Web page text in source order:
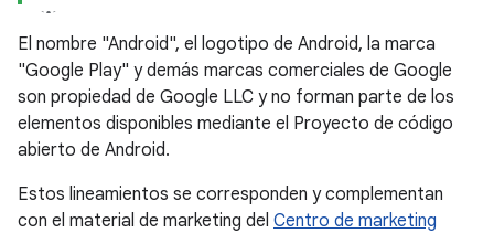
El nombre "Android", el logotipo de Android, la marca
"Google Play" y demás marcas comerciales de Google
son propiedad de Google LLC y no forman parte de los
elementos disponibles mediante el Proyecto de código
abierto de Android.
Estos lineamientos se corresponden y complementan
con el material de marketing del Centro de marketing